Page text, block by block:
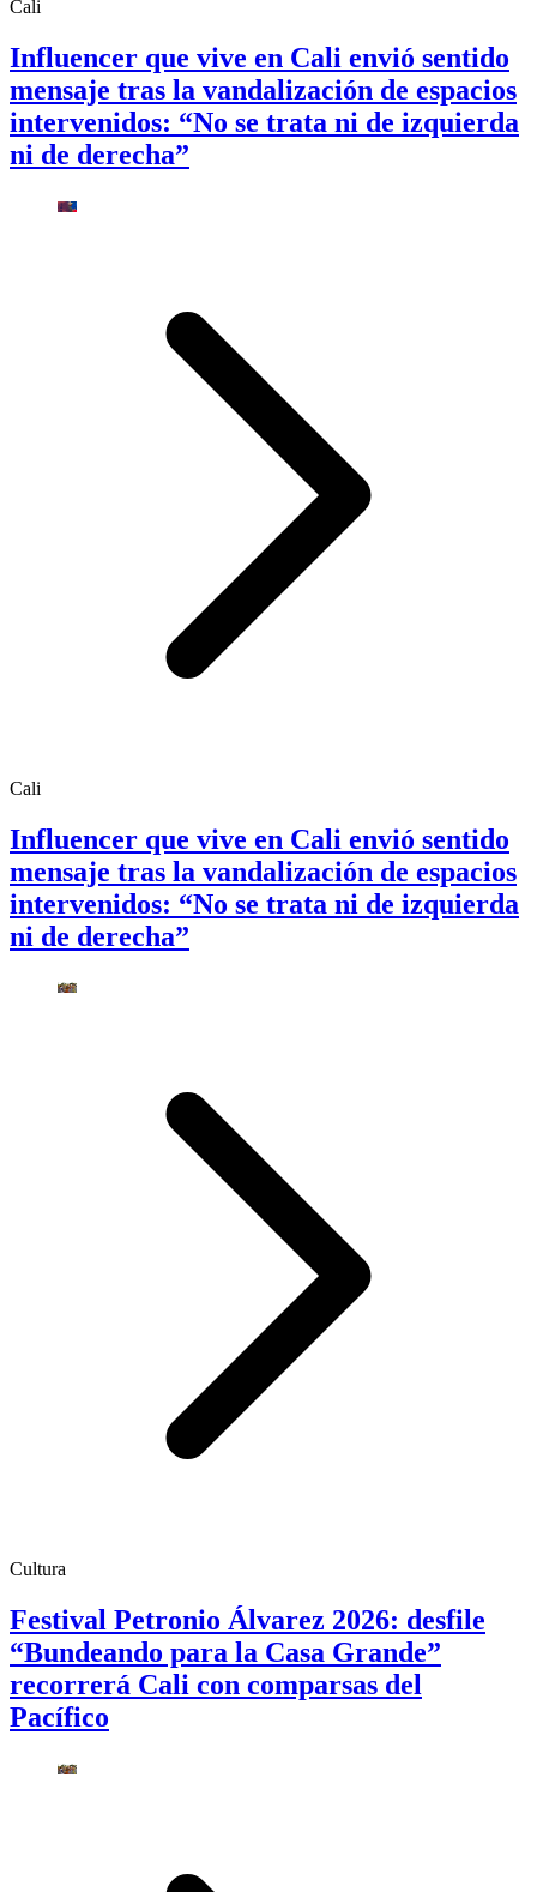
Cali
Influencer que vive en Cali envió sentido
mensaje tras la vandalización de espacios
intervenidos: “No se trata ni de izquierda
ni de derecha”
Cali
Influencer que vive en Cali envió sentido
mensaje tras la vandalización de espacios
intervenidos: “No se trata ni de izquierda
ni de derecha”
Cultura
Festival Petronio Álvarez 2026: desfile
“Bundeando para la Casa Grande”
recorrerá Cali con comparsas del
Pacífico